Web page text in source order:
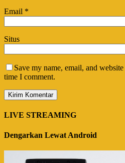
Email *
Situs
Save my name, email, and
time I comment.
LIVE STREAMING
Dengarkan Lewat Android